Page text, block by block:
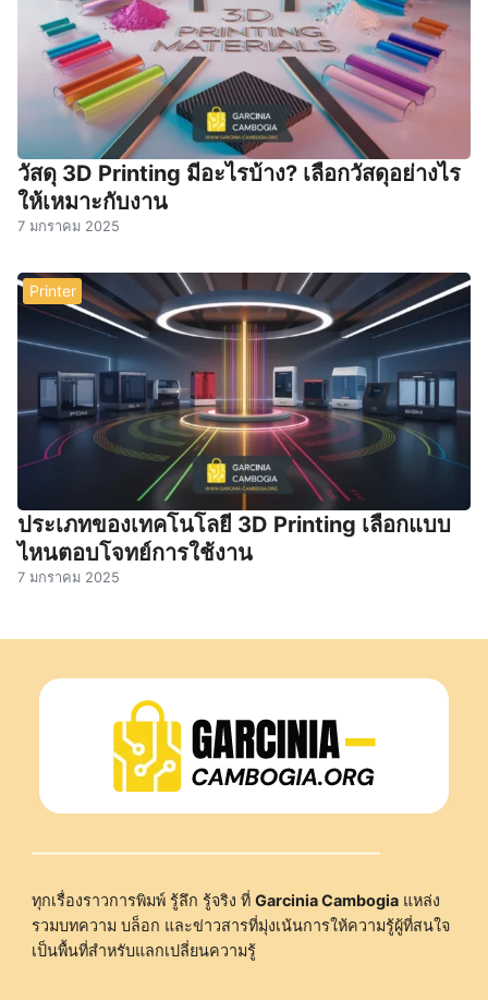
วัสดุ 3D Printing มีอะไรบ้าง? เลือกวัสดุอย่างไร
ให้เหมาะกับงาน
7 มกราคม 2025
Printer
ประเภทของเทคโนโลยี 3D Printing เลือกแบบ
ไหนตอบโจทย์การใช้งาน
7 มกราคม 2025
ทุกเรื่องราวการพิมพ์ รู้ลึก รู้จริง ที่Garcinia Cambogia แหล่ง
รวมบทความ บล็อก และข่าวสารที่มุ่งเน้นการให้ความรู้ผู้ที่สนใจ
เป็นพื้นที่สำหรับแลกเปลี่ยนความรู้